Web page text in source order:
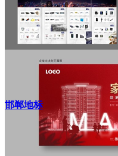
邯郸地标